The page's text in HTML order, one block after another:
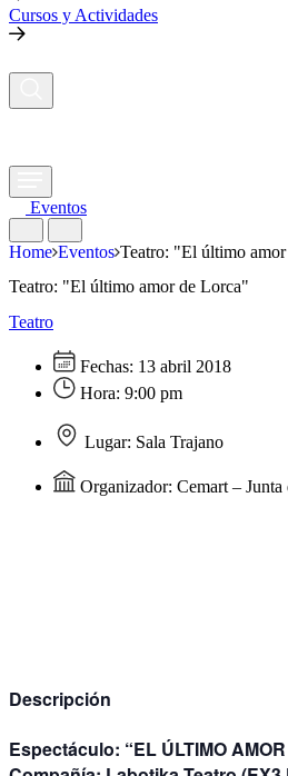
Cursos y Actividades
Eventos
Home Eventos Teatro: "El último
Teatro: "El último amor de Lorca"
Teatro
Fechas: 13 abril 2018
Hora: 9:00 pm
Lugar: Sala Trajano
Organizador: Cemart – Junta
Descripción
Espectáculo: “EL ÚLTIMO